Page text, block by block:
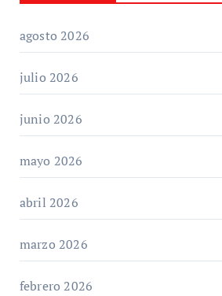
agosto 2026
julio 2026
junio 2026
mayo 2026
abril 2026
marzo 2026
febrero 2026